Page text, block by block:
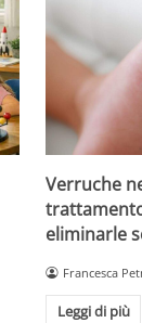
Verruche
eliminarle
Francesca
Leggi di più